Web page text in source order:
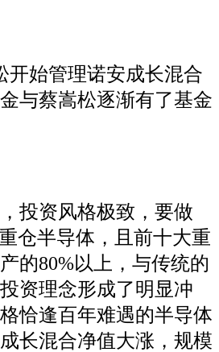
开始管理诺安成长混合
与蔡嵩松逐渐有了基金
投资风格极致，要做
仓半导体，且前十大重
的80%以上，与传统的
资理念形成了明显冲
恰逢百年难遇的半导体
长混合净值大涨，规模